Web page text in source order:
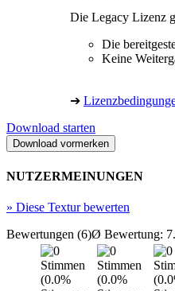
Die Legacy Lizenz
Die
Keine
➔
Download starten
NUTZERMEINUNGEN
» Diese Textur bewerten
Bewertungen (6)Ø Bewertung: